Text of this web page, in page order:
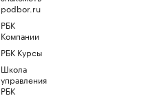
podbor.ru
РБК
Компании
РБК Курсы
Школа
управления
РБК